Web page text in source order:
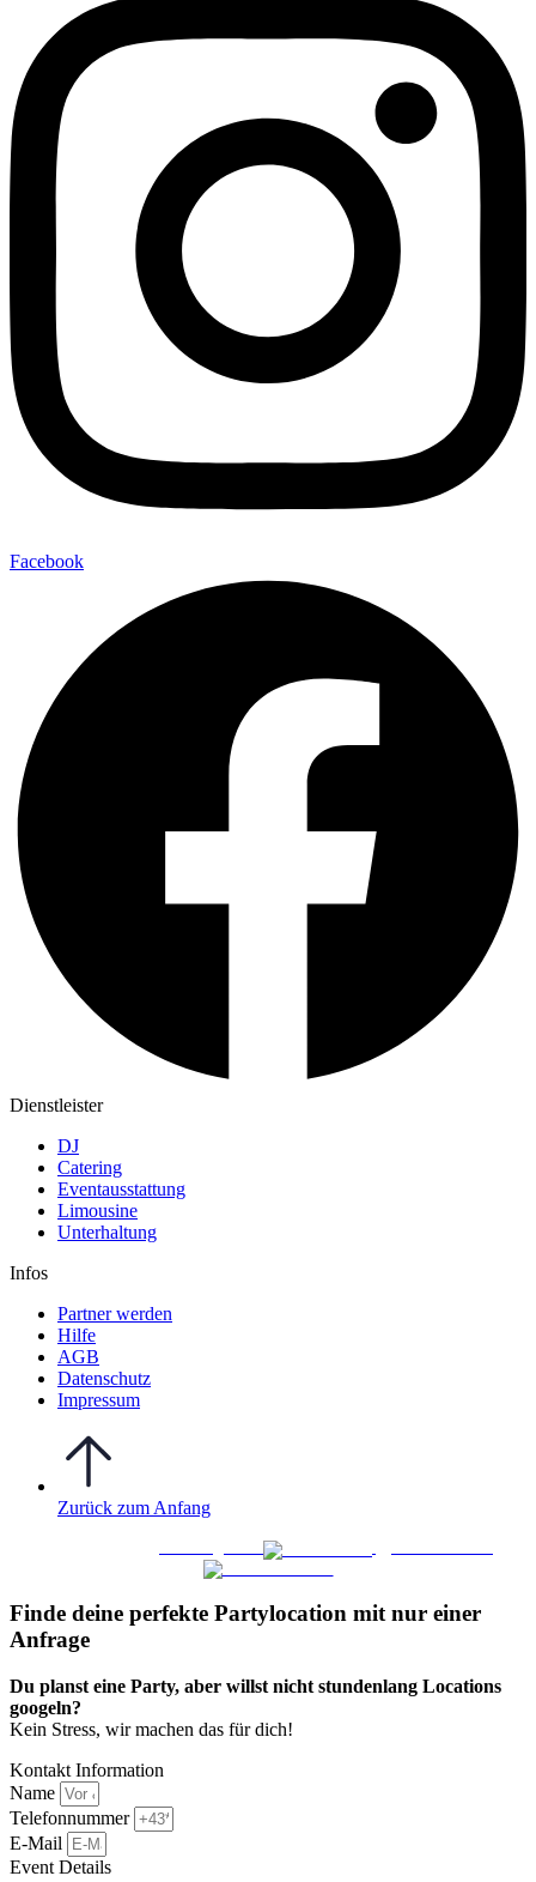
Facebook
Dienstleister
DJ
Catering
Eventausstattung
Limousine
Unterhaltung
Infos
Partner werden
Hilfe
AGB
Datenschutz
Impressum
Zurück zum Anfang
Finde deine perfekte Partylocation mit nur einer
Anfrage​
Du planst eine Party, aber willst nicht stundenlang Locations
googeln?
Kein Stress, wir machen das für dich!
Kontakt Information
Name
Telefonnummer
E-Mail
Event Details